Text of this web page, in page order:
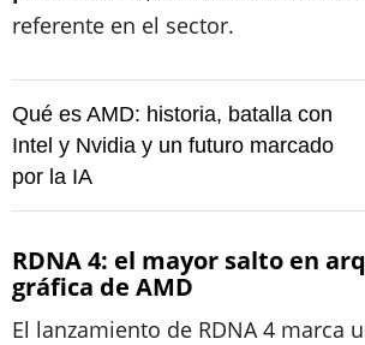
referente en el sector.
Qué es AMD: historia, batalla con
Intel y Nvidia y un futuro marcado
por la IA
RDNA 4: el mayor salto en
gráfica de AMD
El lanzamiento de RDNA 4 marca